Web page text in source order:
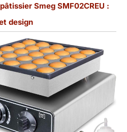
Smeg SMF02CREU :
design